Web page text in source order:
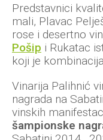
Predstavnici
mali, Plavac
rose i desertno
Pošip i Rukatac
koji je
Vinarija Palihnić
nagrada na
vinskih
šampionske